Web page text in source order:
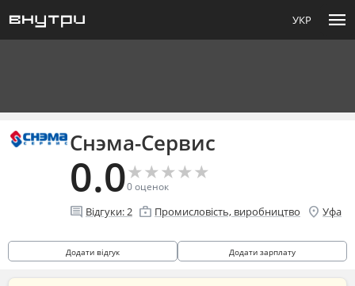
УКР menu
Снэма-Сервис
0.0★
★★
★★
★★
★★
★
0оценок
comment Відгуки:2 enterprise Промисловість, виробництво location_on Уфа
Додати відгук Додати зарплату